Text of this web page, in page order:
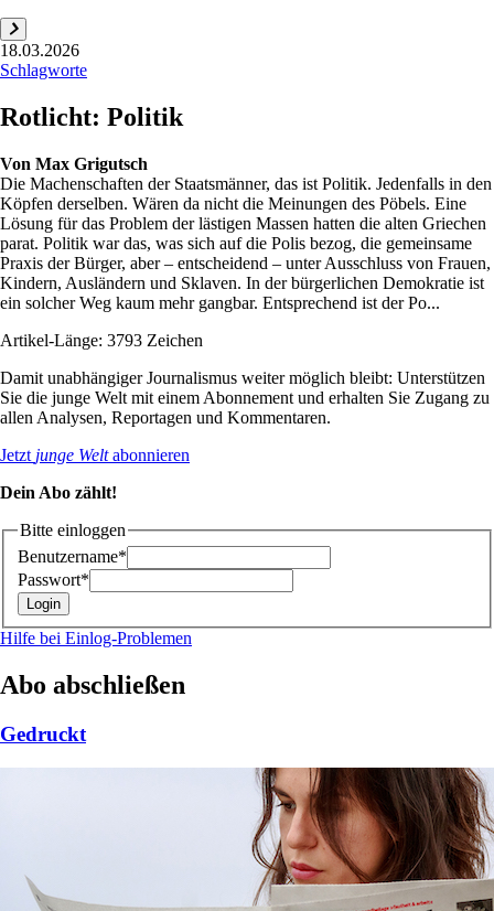
18.03.2026
Schlagworte
Rotlicht: Politik
Von Max Grigutsch
Die Machenschaften der Staatsmänner, das ist Politik. Jedenfalls in den
Köpfen derselben. Wären da nicht die Meinungen des Pöbels. Eine
Lösung für das Problem der lästigen Massen hatten die alten Griechen
parat. Politik war das, was sich auf die Polis bezog, die gemeinsame
Praxis der Bürger, aber – entscheidend – unter Ausschluss von Frauen,
Kindern, Ausländern und Sklaven. In der bürgerlichen Demokratie ist
ein solcher Weg kaum mehr gangbar. Entsprechend ist der Po...
Artikel-Länge: 3793 Zeichen
Damit unabhängiger Journalismus weiter möglich bleibt: Unterstützen
Sie die junge Welt mit einem Abonnement und erhalten Sie Zugang zu
allen Analysen, Reportagen und Kommentaren.
Jetzt junge Weltabonnieren
Dein Abo zählt!
Bitte einloggen
Benutzername*
Passwort*
Hilfe bei Einlog-Problemen
Abo abschließen
Gedruckt